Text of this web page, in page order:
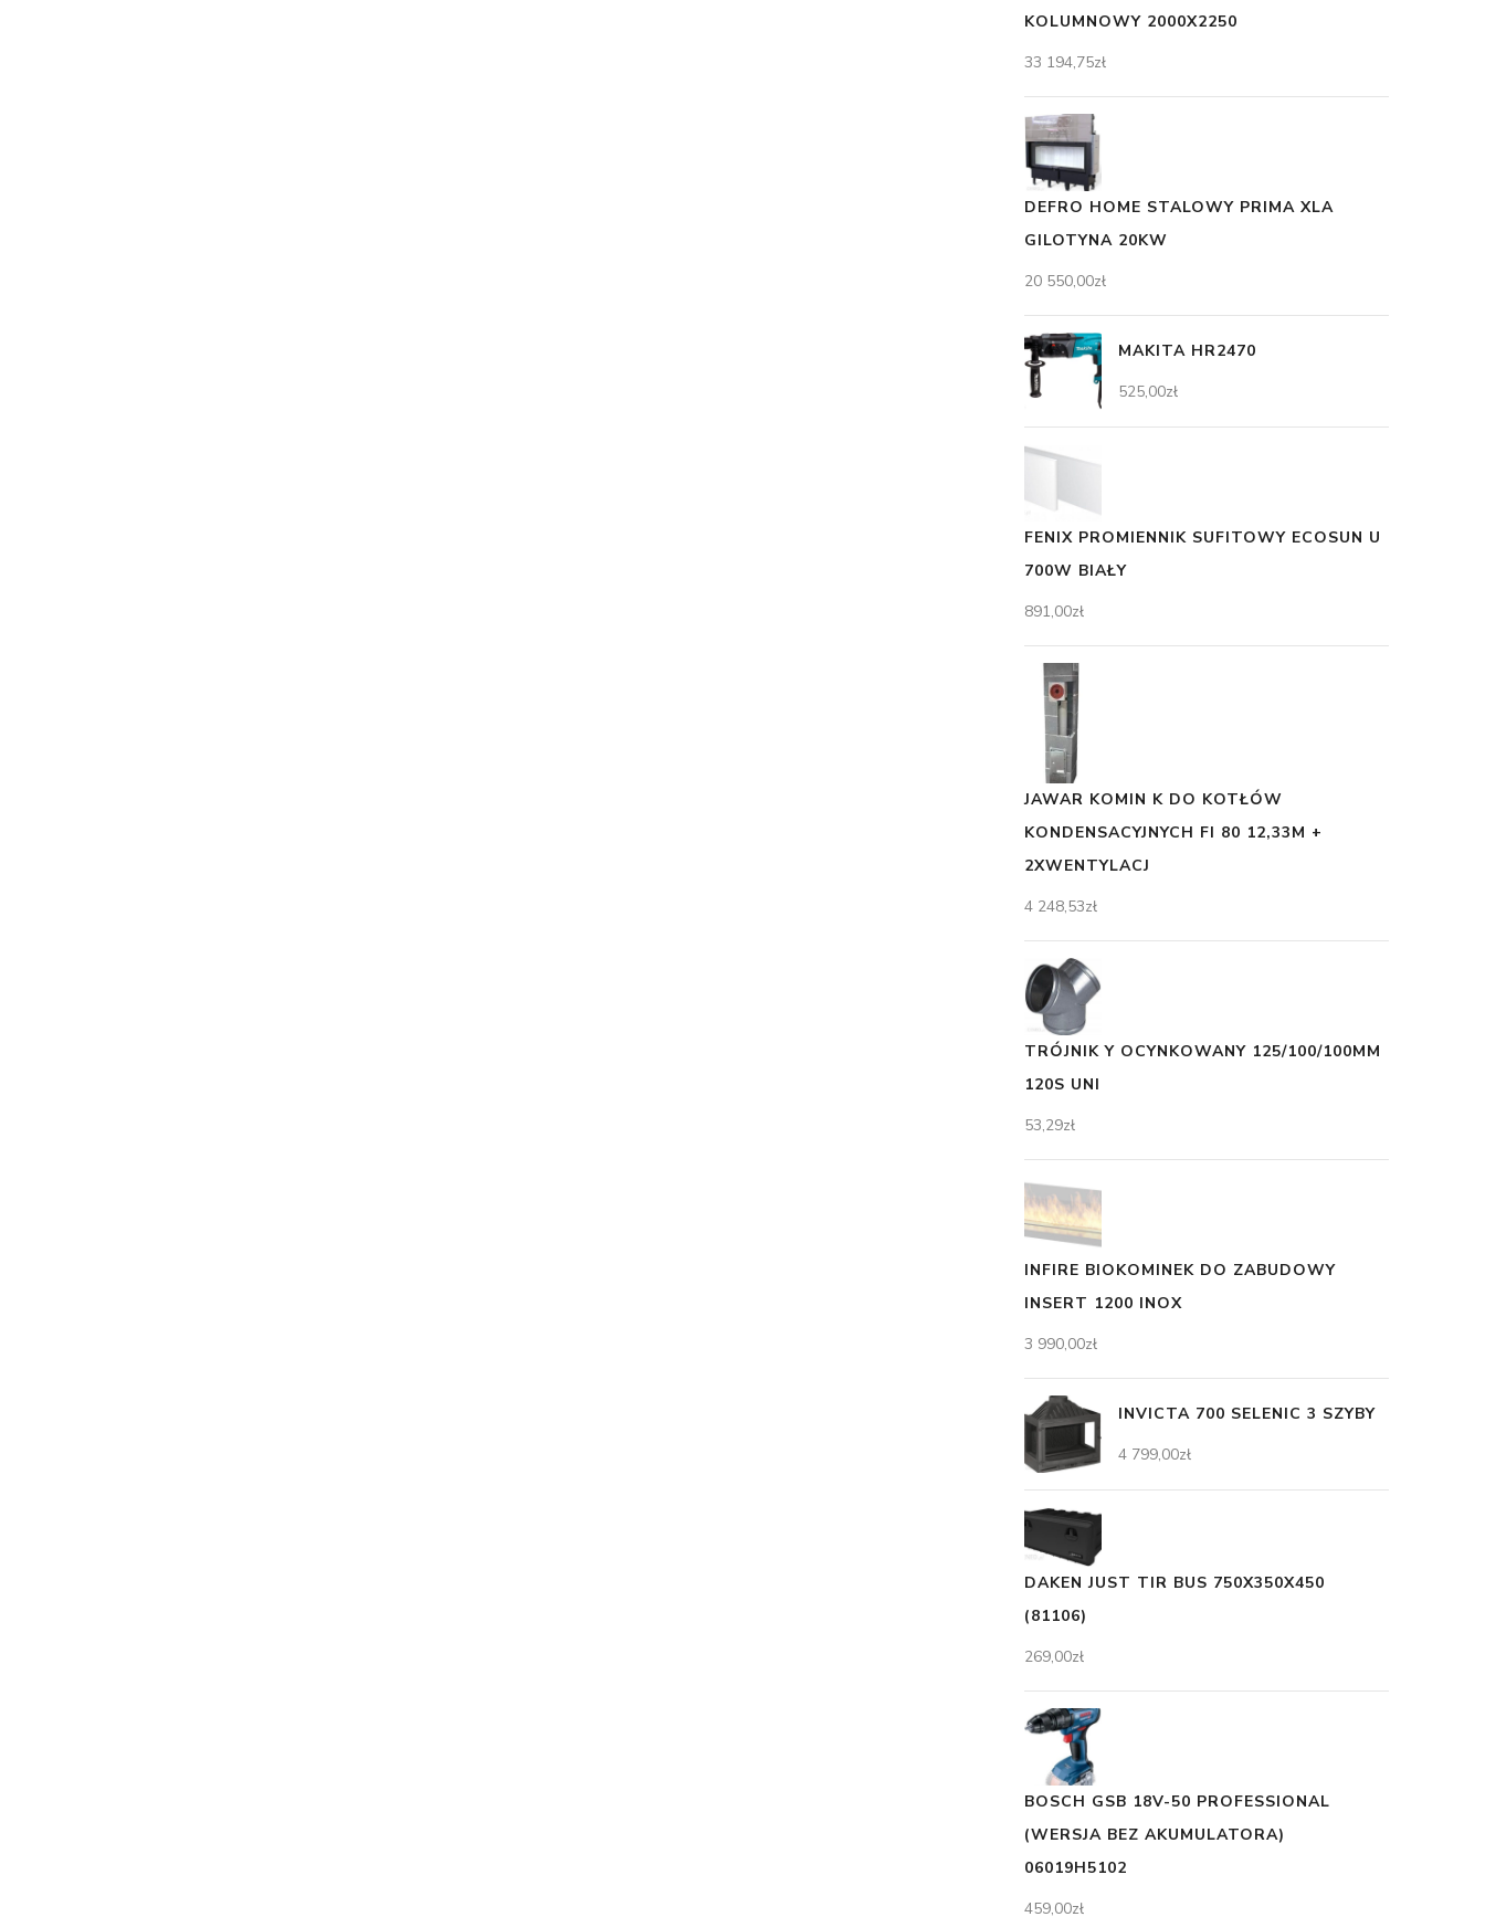
KOLUMNOWY 2000X2250
33 194,75zł
DEFRO HOME STALOWY PRIMA XLA
GILOTYNA 20KW
20 550,00zł
MAKITA HR2470
525,00zł
FENIX PROMIENNIK SUFITOWY ECOSUN U
700W BIAŁY
891,00zł
JAWAR KOMIN K DO KOTŁÓW
KONDENSACYJNYCH FI 80 12,33M +
2XWENTYLACJ
4 248,53zł
TRÓJNIK Y OCYNKOWANY 125/100/100MM
120S UNI
53,29zł
INFIRE BIOKOMINEK DO ZABUDOWY
INSERT 1200 INOX
3 990,00zł
INVICTA 700 SELENIC 3 SZYBY
4 799,00zł
DAKEN JUST TIR BUS 750X350X450
(81106)
269,00zł
BOSCH GSB 18V-50 PROFESSIONAL
(WERSJA BEZ AKUMULATORA)
06019H5102
459,00zł